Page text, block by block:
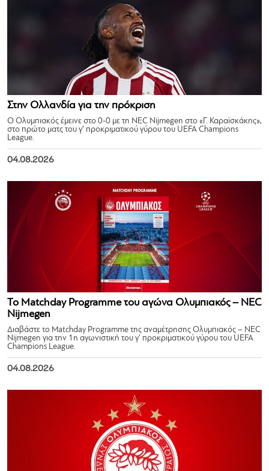
Στην Ολλανδία για την πρόκριση
Ο Ολυμπιακός έμεινε στο 0-0 με τη NEC Nijmegen στο «Γ. Καραϊσκάκης»,
στο πρώτο ματς του γ’ προκριματικού γύρου του UEFA Champions
League.
04.08.2026
Το Matchday Programme του αγώνα Ολυμπιακός – NEC
Nijmegen
Διαβάστε το Matchday Programme της αναμέτρησης Ολυμπιακός – NEC
Nijmegen για την 1η αγωνιστική του γ’ προκριματικού γύρου του UEFA
Champions League.
04.08.2026